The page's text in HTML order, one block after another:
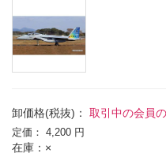
卸価格(税抜)： 取引中の会員
定価： 4,200 円
在庫：×